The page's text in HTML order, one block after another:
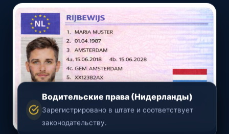
Водительские права (Нидерланды)
Зарегистрировано в штате и соответствует
законодательству.